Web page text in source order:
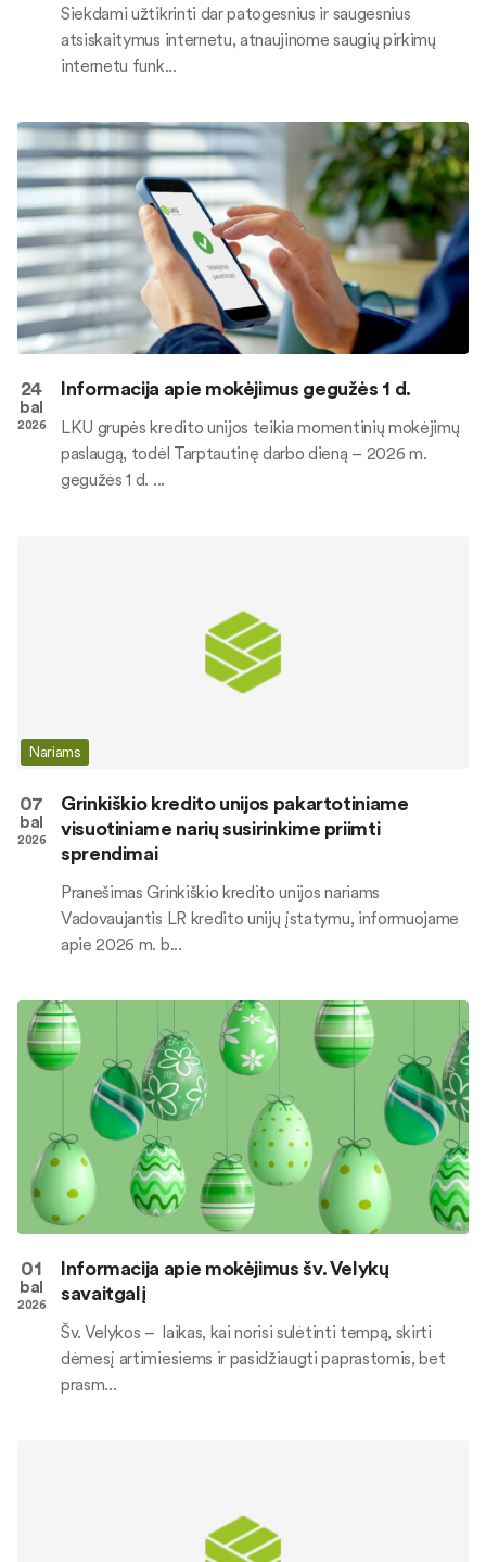
Siekdami užtikrinti dar patogesnius ir saugesnius
atsiskaitymus internetu, atnaujinome saugių pirkimų
internetu funk...
24
bal
2026
Informacija apie mokėjimus gegužės 1 d.
LKU grupės kredito unijos teikia momentinių mokėjimų
paslaugą, todėl Tarptautinę darbo dieną – 2026 m.
gegužės 1 d. ...
Nariams
07
bal
2026
Grinkiškio kredito unijos pakartotiniame
visuotiniame narių susirinkime priimti
sprendimai
Pranešimas Grinkiškio kredito unijos nariams
Vadovaujantis LR kredito unijų įstatymu, informuojame
apie 2026 m. b...
01
bal
2026
Informacija apie mokėjimus šv. Velykų
savaitgalį
Šv. Velykos – laikas, kai norisi sulėtinti tempą, skirti
dėmesį artimiesiems ir pasidžiaugti paprastomis, bet
prasm...